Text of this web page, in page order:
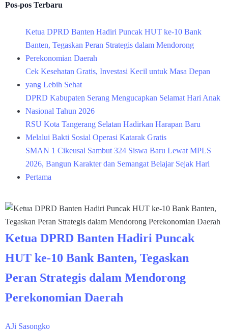
Pos-pos Terbaru
Ketua DPRD Banten Hadiri Puncak HUT ke-10 Bank
Banten, Tegaskan Peran Strategis dalam Mendorong
Perekonomian Daerah
Cek Kesehatan Gratis, Investasi Kecil untuk Masa Depan
yang Lebih Sehat
DPRD Kabupaten Serang Mengucapkan Selamat Hari Anak
Nasional Tahun 2026
RSU Kota Tangerang Selatan Hadirkan Harapan Baru
Melalui Bakti Sosial Operasi Katarak Gratis
SMAN 1 Cikeusal Sambut 324 Siswa Baru Lewat MPLS
2026, Bangun Karakter dan Semangat Belajar Sejak Hari
Pertama
Ketua DPRD Banten Hadiri Puncak
HUT ke-10 Bank Banten, Tegaskan
Peran Strategis dalam Mendorong
Perekonomian Daerah
AJi Sasongko